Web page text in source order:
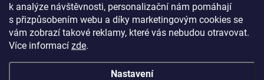
k analýze návštěvnosti, personalizační nám pomáhají
s přizpůsobením webu a díky marketingovým cookies se
vám zobrazí takové reklamy, které vás nebudou otravovat.
Více informací zde.
Nastavení
Vložením e-mailu souhlasíte spodmínkami ochrany osobních údajů
Přihlásit se